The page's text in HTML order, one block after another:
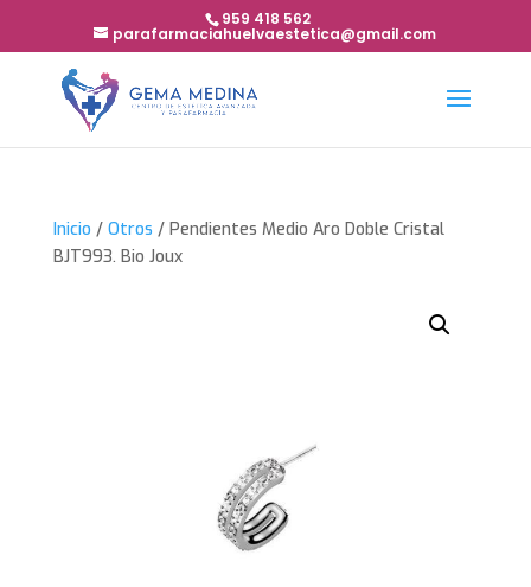
959 418 562
parafarmaciahuelvaestetica@gmail.com
Inicio / Otros / Pendientes Medio Aro Doble Cristal
BJT993. Bio Joux